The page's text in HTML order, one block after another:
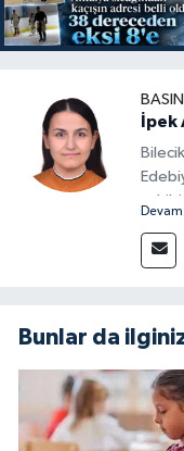
İpek
fayda
Devam
Bunlar da